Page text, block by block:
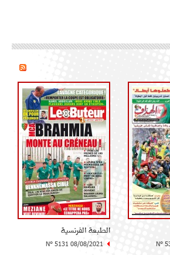
N°
الطبعة الفرنسية
N° 5131 08/08/2021